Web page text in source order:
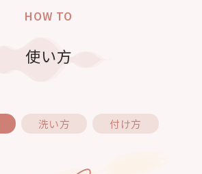
HOW TO
使い方
洗い方 付け方